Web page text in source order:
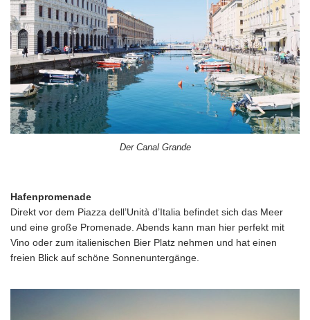
Der Canal Grande
Hafenpromenade
Direkt vor dem Piazza dell’Unità d’Italia befindet sich das Meer
und eine große Promenade. Abends kann man hier perfekt mit
Vino oder zum italienischen Bier Platz nehmen und hat einen
freien Blick auf schöne Sonnenuntergänge.